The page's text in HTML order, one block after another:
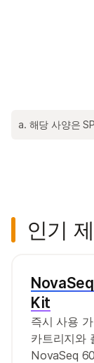
a. 해당 사양은
인기
Kit
즉시 사용
카트리지와
NovaSeq